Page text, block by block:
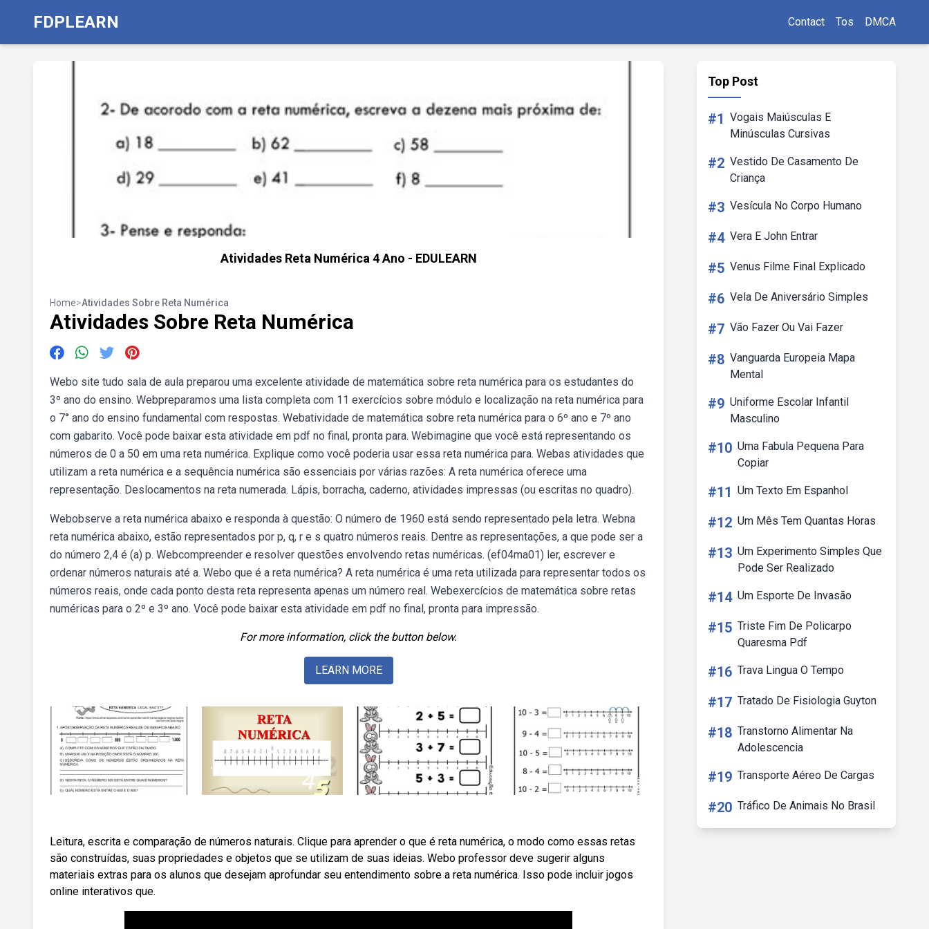
FDPLEARN Contact Tos DMCA
Atividades Reta Numérica 4 Ano - EDULEARN
Home>Atividades Sobre Reta Numérica
Atividades Sobre Reta Numérica
Webo site tudo sala de aula preparou uma excelente atividade de matemática sobre reta numérica para os estudantes do
3º ano do ensino. Webpreparamos uma lista completa com 11 exercícios sobre módulo e localização na reta numérica para
o 7° ano do ensino fundamental com respostas. Webatividade de matemática sobre reta numérica para o 6º ano e 7º ano
com gabarito. Você pode baixar esta atividade em pdf no final, pronta para. Webimagine que você está representando os
números de 0 a 50 em uma reta numérica. Explique como você poderia usar essa reta numérica para. Webas atividades que
utilizam a reta numérica e a sequência numérica são essenciais por várias razões: A reta numérica oferece uma
representação. Deslocamentos na reta numerada. Lápis, borracha, caderno, atividades impressas (ou escritas no quadro).
Webobserve a reta numérica abaixo e responda à questão: O número de 1960 está sendo representado pela letra. Webna
reta numérica abaixo, estão representados por p, q, r e s quatro números reais. Dentre as representações, a que pode ser a
do número 2,4 é (a) p. Webcompreender e resolver questões envolvendo retas numéricas. (ef04ma01) ler, escrever e
ordenar números naturais até a. Webo que é a reta numérica? A reta numérica é uma reta utilizada para representar todos os
números reais, onde cada ponto desta reta representa apenas um número real. Webexercícios de matemática sobre retas
numéricas para o 2º e 3º ano. Você pode baixar esta atividade em pdf no final, pronta para impressão.
For more information, click the button below.
LEARN MORE
Leitura, escrita e comparação de números naturais. Clique para aprender o que é reta numérica, o modo como essas retas
são construídas, suas propriedades e objetos que se utilizam de suas ideias. Webo professor deve sugerir alguns
materiais extras para os alunos que desejam aprofundar seu entendimento sobre a reta numérica. Isso pode incluir jogos
online interativos que.
Top Post
#1 Vogais Maiúsculas E
Minúsculas Cursivas
#2 Vestido De Casamento De
Criança
#3 Vesícula No Corpo Humano
#4 Vera E John Entrar
#5 Venus Filme Final Explicado
#6 Vela De Aniversário Simples
#7 Vão Fazer Ou Vai Fazer
#8 Vanguarda Europeia Mapa
Mental
#9 Uniforme Escolar Infantil
Masculino
#10 Uma Fabula Pequena Para
Copiar
#11 Um Texto Em Espanhol
#12 Um Mês Tem Quantas Horas
#13 Um Experimento Simples Que
Pode Ser Realizado
#14 Um Esporte De Invasão
#15 Triste Fim De Policarpo
Quaresma Pdf
#16 Trava Lingua O Tempo
#17 Tratado De Fisiologia Guyton
#18 Transtorno Alimentar Na
Adolescencia
#19 Transporte Aéreo De Cargas
#20 Tráfico De Animais No Brasil